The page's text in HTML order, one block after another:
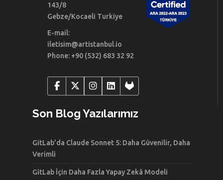
143/8
Gebze/Kocaeli Turkiye
E-mail:
iletisim@artistanbul.io
Phone: +90 (532) 683 32 92
Son Blog Yazılarımız
GitLab’da Claude Sonnet 5: Daha Güvenilir, Daha
Verimli
GitLab İçin Daha Fazla Yapay Zekâ Modeli